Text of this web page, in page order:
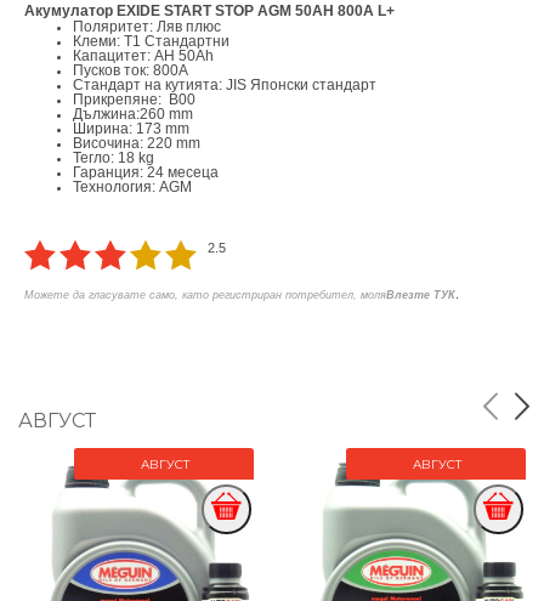
Акумулатор EXIDE START STOP AGM 50AH 800A L+
Поляритет: Ляв плюс
Клеми: T1 Стандартни
Капацитет: AH 50Ah
Пусков ток: 800A
Стандарт на кутията: JIS Японски стандарт
Прикрепяне: B00
Дължина:260 mm
Ширина: 173 mm
Височина: 220 mm
Тегло: 18 kg
Гаранция: 24 месеца
Технология: AGM
2.5
Можете да гласувате само, като регистриран потребител, моляВлезте ТУК
АВГУСТ
АВГУСТ АВГУСТ